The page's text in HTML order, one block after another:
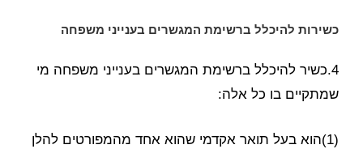
כשירות להיכלל ברשימת המגשרים בענייני משפחה
4.כשיר להיכלל ברשימת המגשרים בענייני משפחה מי
שמתקיים בו כל אלה:
(1)הוא בעל תואר אקדמי שהוא אחד מהמפורטים להלן